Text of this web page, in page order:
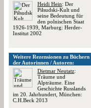
Heidi Hein: Der
Piłsudski-Kult und
seine Bedeutung für
den polnischen Staat
1926-1939, Marburg: Herder-
Institut 2002
Weitere Rezensionen zu Büchern
der Autorinnen / Autoren:
Dietmar Neutatz:
Träume und
Alpträume. Eine
Geschichte Russlands
im 20. Jahrhundert, München:
C.H.Beck 2013